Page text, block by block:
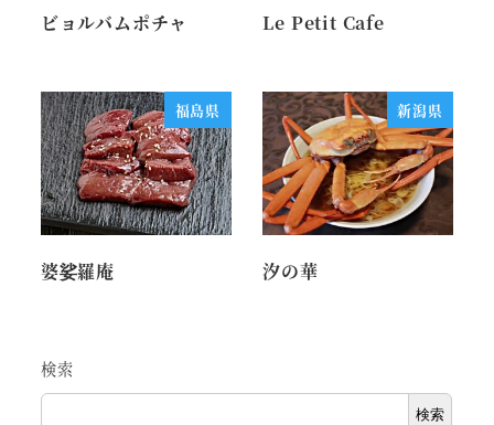
ビョルバムポチャ Le Petit Cafe
福島県
婆娑羅庵
新潟県
汐の華
検索
検索